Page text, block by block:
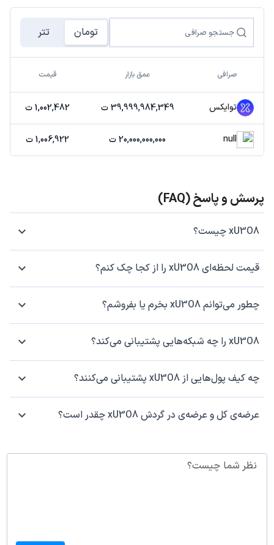
تومان تتر
صرافی عمق بازار قیمت
توایکس 39,999,984,349 ت 1,002,482 ت
null 20,000,000,000 ت 1,006,922 ت
پرسش و پاسخ (FAQ)
xU3O8 چیست؟
قیمت لحظه‌ای xU3O8 را از کجا چک کنم؟
چطور می‌توانم xU3O8 بخرم یا بفروشم؟
xU3O8 را چه شبکه‌هایی پشتیبانی می‌کند؟
چه کیف پول‌هایی از xU3O8 پشتیبانی می‌کنند؟
عرضه‌ی کل و عرضه‌ی در گردش xU3O8 چقدر است؟
نظر شما چیست؟